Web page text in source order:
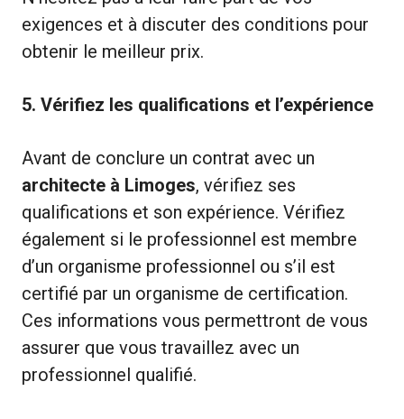
exigences et à discuter des conditions pour
obtenir le meilleur prix.
5. Vérifiez les qualifications et l’expérience
Avant de conclure un contrat avec un
architecte à Limoges, vérifiez ses
qualifications et son expérience. Vérifiez
également si le professionnel est membre
d’un organisme professionnel ou s’il est
certifié par un organisme de certification.
Ces informations vous permettront de vous
assurer que vous travaillez avec un
professionnel qualifié.